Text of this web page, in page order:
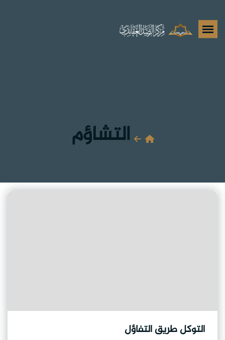
التشاؤم
التوكل طريق التفاؤل